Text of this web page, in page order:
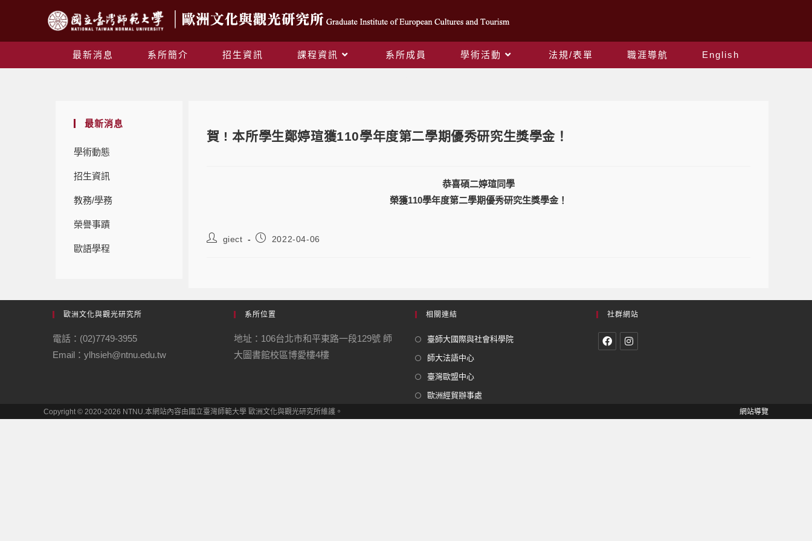
最新消息 系所簡介 招生資訊 課程資訊 系所成員 學術活動 法規/表單 職涯導航
English
最新消息
學術動態
招生資訊
教務/學務
榮譽事蹟
歐語學程
賀 ! 本所學生鄭婷瑄獲110學年度第二學期優秀研究生獎學金！
恭喜碩二婷瑄同學
榮獲110學年度第二學期優秀研究生獎學金！
giect 2022-04-06
歐洲文化與觀光研究所
電話：(02)7749-3955
Email：ylhsieh@ntnu.edu.tw
系所位置
地址：106台北市和平東路一段129號 師
大圖書館校區博愛樓4樓
相關連結
臺師大國際與社會科學院
師大法語中心
臺灣歐盟中心
歐洲經貿辦事處
社群網站
網站導覽
Copyright © 2020-2026 NTNU.本網站內容由國立臺灣師範大學 歐洲文化與觀光研究所維護。